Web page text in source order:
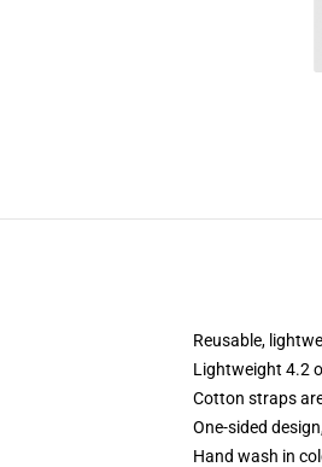
Reusable,
Lightweight 4.2
Cotton straps
One-sided
Hand wash in